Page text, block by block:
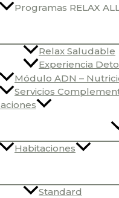
Programas RELAX
Relax Saludable
Experiencia
Módulo ADN –
Servicios
Habitaciones
Standard